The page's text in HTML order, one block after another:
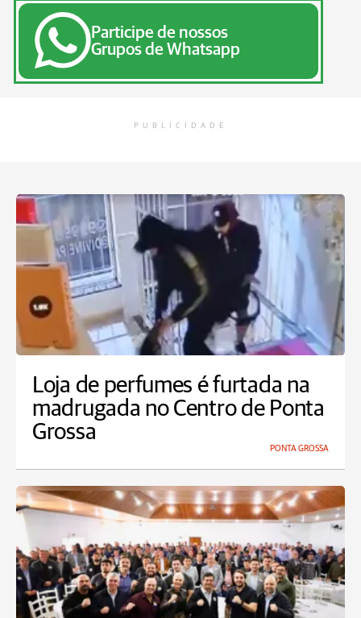
Participe de nossos
Grupos de Whatsapp
PUBLICIDADE
Loja de perfumes é furtada na
madrugada no Centro de Ponta
Grossa
PONTA GROSSA